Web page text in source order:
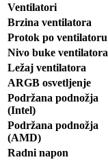
Ventilatori
Brzina ventilatora
Protok po ventilatoru
Nivo buke ventilatora
Ležaj ventilatora
ARGB osvetljenje
Podržana podnožja
(Intel)
Podržana podnožja
(AMD)
Radni napon